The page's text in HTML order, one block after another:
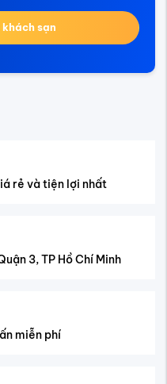
sạn
rẻ và tiện lợi nhất
3, TP Hồ Chí Minh
miễn phí